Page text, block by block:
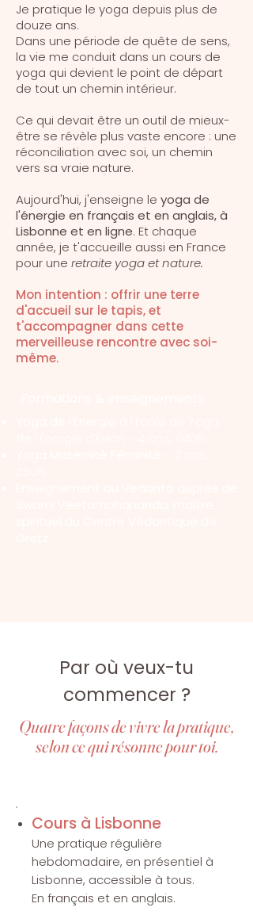
Je pratique le yoga depuis plus de
douze ans.
Dans une période de quête de sens,
la vie me conduit dans un cours de
yoga qui devient le point de départ
de tout un chemin intérieur.
Ce qui devait être un outil de mieux-
être se révèle plus vaste encore : une
réconciliation avec soi, un chemin
vers sa vraie nature.
Aujourd'hui, j'enseigne le yoga de
l'énergie en français et en anglais, à
Lisbonne et en ligne. Et chaque
année, je t'accueille aussi en France
pour une retraite yoga et nature.
Mon intention : offrir une terre
d'accueil sur le tapis, et
t'accompagner dans cette
merveilleuse rencontre avec soi-
même.​
Par où veux-tu
commencer ?
Quatre façons de vivre la pratique,
selon ce qui résonne pour toi.
​​​Cours à Lisbonne
Une pratique régulière
hebdomadaire, en présentiel à
Lisbonne, accessible à tous.
En français et en anglais.